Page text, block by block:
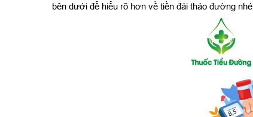
bên dưới để hiểu rõ hơn về tiền đái tháo đường nhé.